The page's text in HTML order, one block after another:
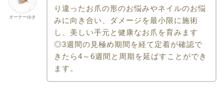
オーナーゆき
り違ったお爪の形のお悩みやネイルのお悩
みに向き合い、ダメージを最小限に施術
し、美しい手元と健康なお爪を育みます
◎3週間の見極め期間を経て定着が確認で
きたら4～6週間と周期を延ばすことができ
ます。